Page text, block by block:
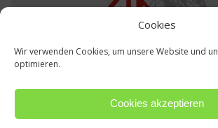
Cookies
Wir verwenden Cookies, um unsere Website und
optimieren.
Cookies akzeptieren